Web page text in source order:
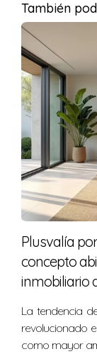
a un buen
¿Te
aquí para
Preguntas
¿Cuánto
proceso de
En promedio,
tres y seis
¿Qué
aprobación?
crediticio y
o licencia de
También
Plusvalía
concepto
inmobiliario
La tendencia
revolucionado
como mayor